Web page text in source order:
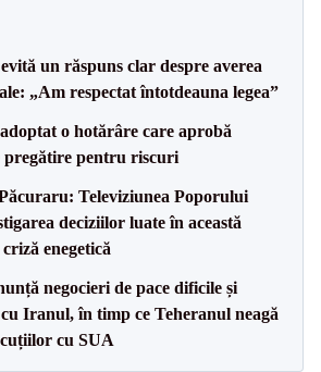
un răspuns clar despre averea
„Am respectat întotdeauna legea”
o hotărâre care aprobă
pregătire pentru riscuri
Televiziunea Poporului
deciziilor luate în această
enegetică
negocieri de pace dificile și
Iranul, în timp ce Teheranul neagă
cu SUA